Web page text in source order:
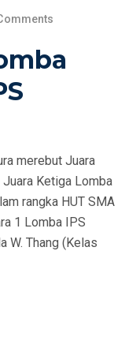
merebut Juara
Ketiga Lomba
rangka HUT SMA
1 Lomba IPS
W. Thang (Kelas